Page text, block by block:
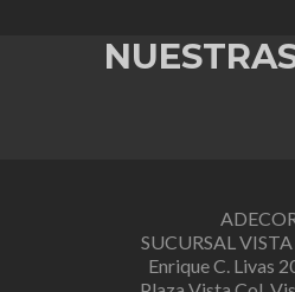
SUCURSAL
Enrique C. Livas